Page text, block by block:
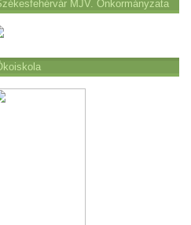
MJV. Önkormányzata